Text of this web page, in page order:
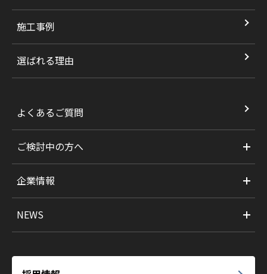
施工事例
選ばれる理由
よくあるご質問
ご検討中の方へ
企業情報
NEWS